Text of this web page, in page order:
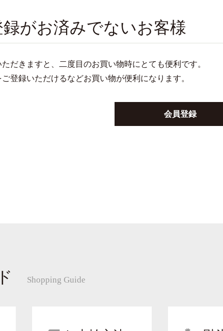
がお済みでないお客様
だきますと、二度目のお買い物時にとても便利です。
登録いただけるなどお買い物が便利になります。
会員登録
Shopping Guide